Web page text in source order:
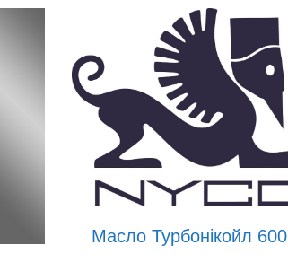
Масло Турбонікойл 600